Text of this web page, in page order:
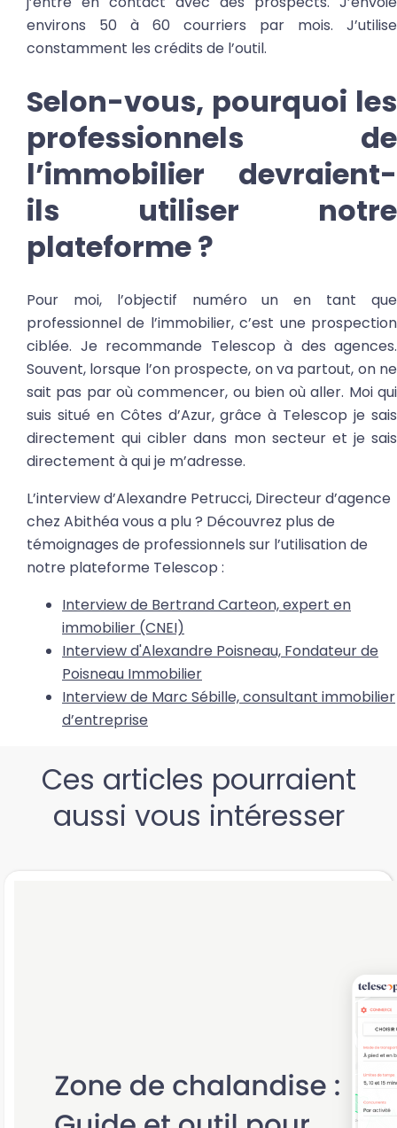
environs 50 à 60 courriers par mois. J’utilise
constamment les crédits de l’outil.
Selon-vous, pourquoi les
professionnels de
l’immobilier devraient-
ils utiliser notre
plateforme ?
Pour moi, l’objectif numéro un en tant que
professionnel de l’immobilier, c’est une prospection
ciblée. Je recommande Telescop à des agences.
Souvent, lorsque l’on prospecte, on va partout, on ne
sait pas par où commencer, ou bien où aller. Moi qui
suis situé en Côtes d’Azur, grâce à Telescop je sais
directement qui cibler dans mon secteur et je sais
directement à qui je m’adresse.
L’interview d’Alexandre Petrucci, Directeur d’agence
chez Abithéa vous a plu ? Découvrez plus de
témoignages de professionnels sur l’utilisation de
notre plateforme Telescop :
Interview de Bertrand Carteon, expert en
immobilier (CNEI)
Interview d'Alexandre Poisneau, Fondateur de
Poisneau Immobilier
Interview de Marc Sébille, consultant immobilier
d’entreprise
Ces articles pourraient
aussi vous intéresser